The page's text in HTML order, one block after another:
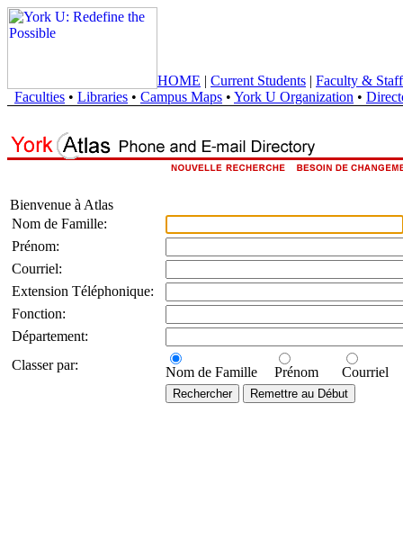
HOME | Current Students | Faculty & Staff
Faculties • Libraries • Campus Maps • York U Organization •
Bienvenue à Atlas
Nom de Famille:
Prénom:
Courriel:
Extension Téléphonique:
Fonction:
Département:
Classer par:
Nom de Famille Prénom Courriel